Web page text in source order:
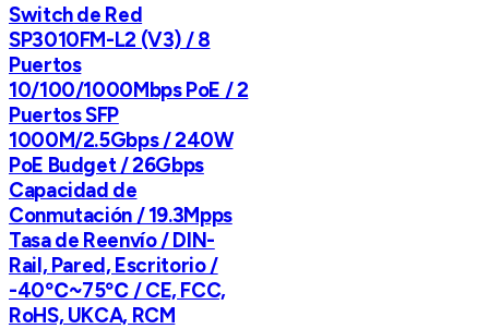
Switch de Red
SP3010FM-L2 (V3) / 8
Puertos
10/100/1000Mbps PoE / 2
Puertos SFP
1000M/2.5Gbps / 240W
PoE Budget / 26Gbps
Capacidad de
Conmutación / 19.3Mpps
Tasa de Reenvío / DIN-
Rail, Pared, Escritorio /
-40℃~75℃ / CE, FCC,
RoHS, UKCA, RCM